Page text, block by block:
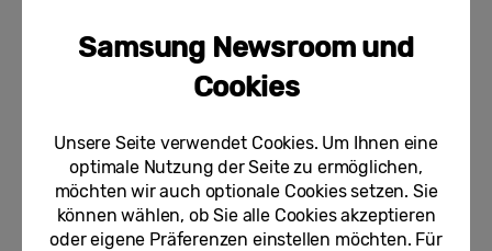
Letzte Chance: Heute noch neues
Foldable der Galaxy Z-Serie
sichern und von exklusiven...
06.08.2026
The Fold Inn: Wie Samsung die
neue Galaxy Z-Serie in einem
Londoner Pub inszenierte
Samsung Newsroom und
Cookies
Unsere Seite verwendet Cookies. Um Ihnen eine
optimale Nutzung der Seite zu ermöglichen,
möchten wir auch optionale Cookies setzen. Sie
können wählen, ob Sie alle Cookies akzeptieren
oder eigene Präferenzen einstellen möchten. Für